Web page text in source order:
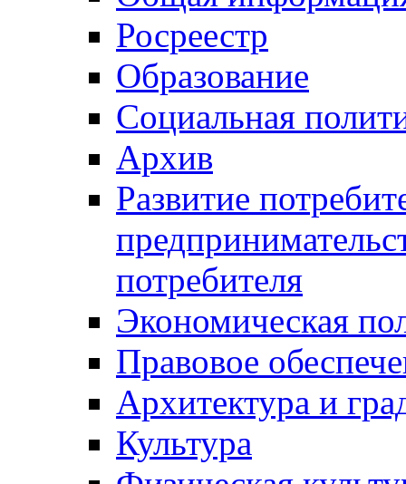
Росреестр
Образование
Социальная
Архив
Развитие
потребителя
Экономическая
Правовое
Архитектура и
Культура